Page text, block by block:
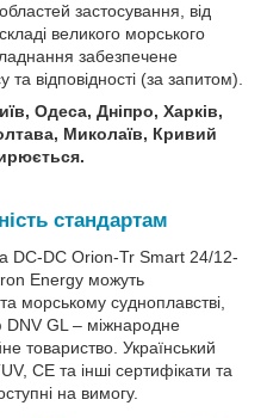
застосування, від
великого морського
забезпечене
відповідності (за запитом).
Одеса, Дніпро, Харків,
Миколаїв, Кривий
стандартам
DC-DC Orion-Tr Smart 24/12-
Energy можуть
морському судноплавстві,
DNV GL – міжнародне
товариство. Український
CE та інші сертифікати та
на вимогу.